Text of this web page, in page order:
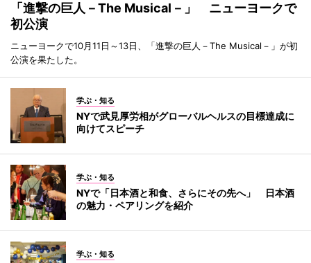
「進撃の巨人－The Musical－」 ニューヨークで
初公演
ニューヨークで10月11日～13日、「進撃の巨人－The Musical－」が初
公演を果たした。
学ぶ・知る
NYで武見厚労相がグローバルヘルスの目標達成に
向けてスピーチ
学ぶ・知る
NYで「日本酒と和食、さらにその先へ」 日本酒
の魅力・ペアリングを紹介
学ぶ・知る